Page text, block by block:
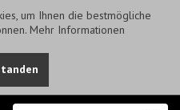
um Ihnen die bestmögliche
Mehr Informationen